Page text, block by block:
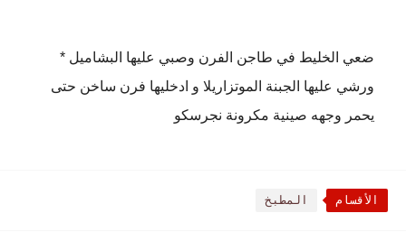
* ضعي الخليط في طاجن الفرن وصبي عليها البشاميل
ورشي عليها الجبنة الموتزاريلا و ادخليها فرن ساخن حتى
يحمر وجهه صينية مكرونة نجرسكو
الأقسام المطبخ